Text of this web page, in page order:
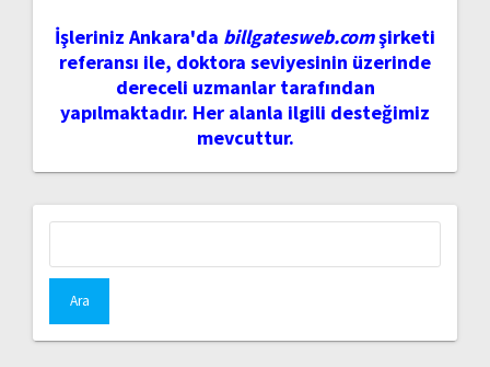
İşleriniz Ankara'da billgatesweb.comşirketi
referansı ile, doktora seviyesinin üzerinde
dereceli uzmanlar tarafından
yapılmaktadır. Her alanla ilgili desteğimiz
mevcuttur.